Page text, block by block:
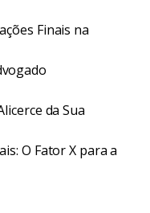
Finais na
da Sua
O Fator X para a